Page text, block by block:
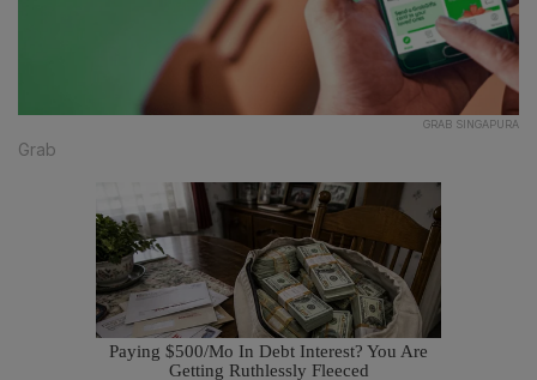
GRAB SINGAPURA
Grab